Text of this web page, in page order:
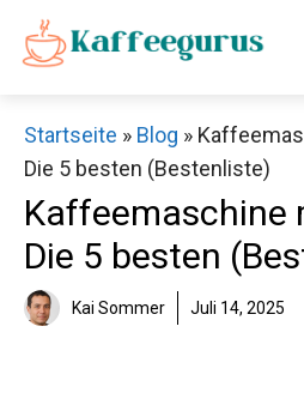
Zum
Inhalt
Startseite » Blog »
Die 5 besten (Bestenliste)
Kaffeemaschine
Die 5 besten
Kai Sommer Juli 14, 2025